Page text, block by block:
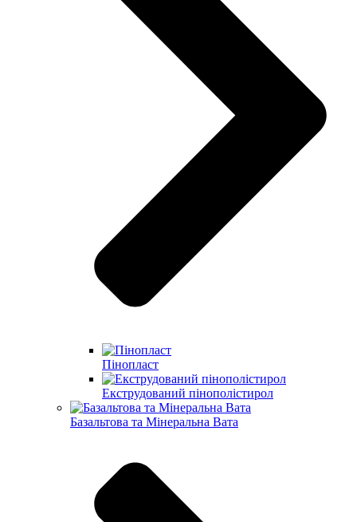
Пінопласт
Екструдований пінополістирол
Базальтова та Мінеральна Вата